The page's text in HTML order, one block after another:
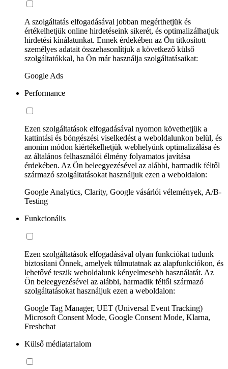
A szolgáltatás elfogadásával jobban megérthetjük és
értékelhetjük online hirdetéseink sikerét, és optimalizálhatjuk
hirdetési kínálatunkat. Ennek érdekében az Ön titkosított
személyes adatait összehasonlítjuk a következő külső
szolgáltatókkal, ha Ön már használja szolgáltatásaikat:
Google Ads
Performance
Ezen szolgáltatások elfogadásával nyomon követhetjük a
kattintási és böngészési viselkedést a weboldalunkon belül, és
anonim módon kiértékelhetjük webhelyünk optimalizálása és
az általános felhasználói élmény folyamatos javítása
érdekében. Az Ön beleegyezésével az alábbi, harmadik féltől
származó szolgáltatásokat használjuk ezen a weboldalon:
Google Analytics, Clarity, Google vásárlói vélemények, A/B-
Testing
Funkcionális
Ezen szolgáltatások elfogadásával olyan funkciókat tudunk
biztosítani Önnek, amelyek túlmutatnak az alapfunkciókon, és
lehetővé teszik weboldalunk kényelmesebb használatát. Az
Ön beleegyezésével az alábbi, harmadik féltől származó
szolgáltatásokat használjuk ezen a weboldalon:
Google Tag Manager, UET (Universal Event Tracking)
Microsoft Consent Mode, Google Consent Mode, Klarna,
Freshchat
Külső médiatartalom